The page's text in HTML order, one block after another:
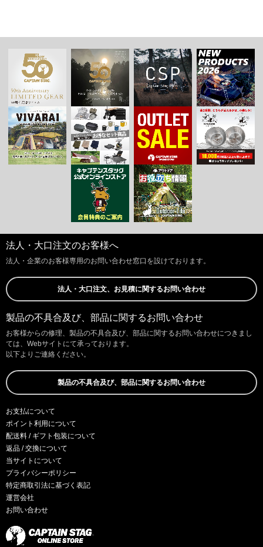
法人・大口注文のお客様へ
法人・企業のお客様専用のお問い合わせ窓口を設けております。
法人・大口注文、お見積に関するお問い合わせ
製品の不具合及び、部品に関するお問い合わせ
お客様からの修理、製品の不具合及び、部品に関するお問い合わせにつきまし
ては、Webサイトにて承っております。
以下よりご連絡ください。
製品の不具合及び、部品に関するお問い合わせ
お支払について
ポイント利用について
配送料 / ギフト包装について
返品 / 交換について
当サイトについて
プライバシーポリシー
特定商取引法に基づく表記
運営会社
お問い合わせ